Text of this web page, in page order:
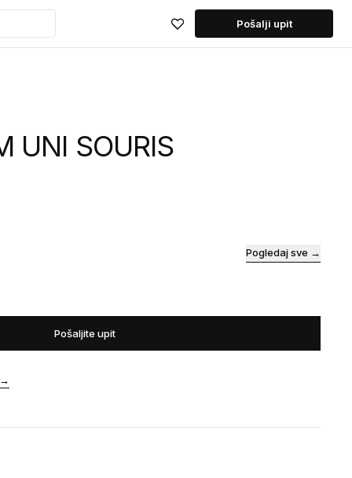
Pošalji upit
UNI SOURIS
Pogledaj sve →
Pošaljite upit